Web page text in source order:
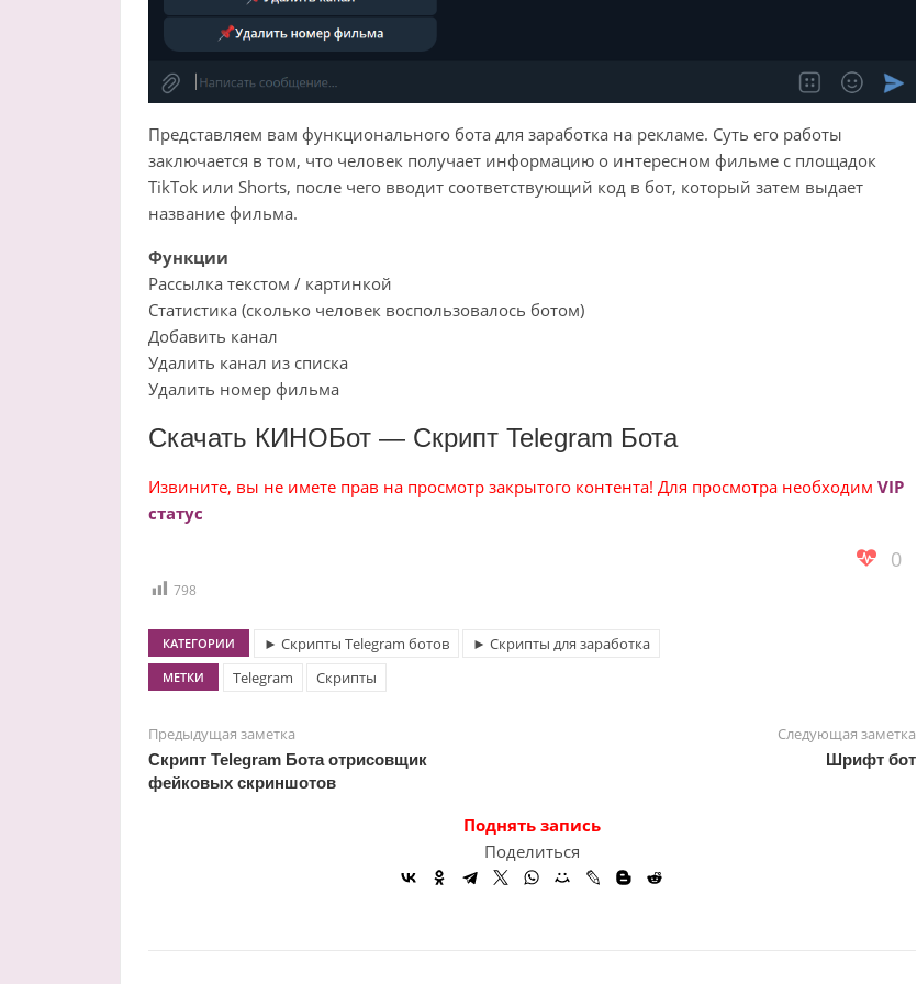
Представляем вам функционального бота для заработка на рекламе. Суть его работы
заключается в том, что человек получает информацию о интересном фильме с площадок
TikTok или Shorts, после чего вводит соответствующий код в бот, который затем выдает
название фильма.
Функции
Рассылка текстом / картинкой
Статистика (сколько человек воспользовалось ботом)
Добавить канал
Удалить канал из списка
Удалить номер фильма
Скачать КИНОБот — Скрипт Telegram Бота
Извините, вы не имете прав на просмотр закрытого контента! Для просмотра необходим VIP
статус
0
798
КАТЕГОРИИ ► Скрипты Telegram ботов ► Скрипты для заработка
МЕТКИ Telegram Скрипты
Предыдущая заметка
Скрипт Telegram Бота отрисовщик
фейковых скриншотов
Следующая заметка
Шрифт бот
Поднять запись
Поделиться